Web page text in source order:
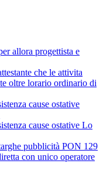
allora progettista e
che le attivita
oltre lorario ordinario di
cause ostative
cause ostative Lo
pubblicità PON 129
con unico operatore